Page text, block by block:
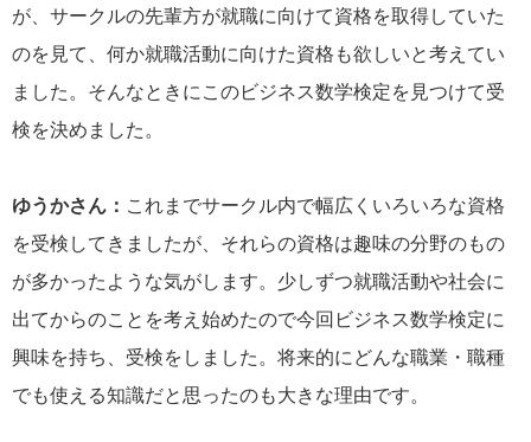
が、サークルの先輩方が就職に向けて資格を取得していた
のを見て、何か就職活動に向けた資格も欲しいと考えてい
ました。そんなときにこのビジネス数学検定を見つけて受
検を決めました。
ゆうかさん： これまでサークル内で幅広くいろいろな資格
を受検してきましたが、それらの資格は趣味の分野のもの
が多かったような気がします。少しずつ就職活動や社会に
出てからのことを考え始めたので今回ビジネス数学検定に
興味を持ち、受検をしました。将来的にどんな職業・職種
でも使える知識だと思ったのも大きな理由です。